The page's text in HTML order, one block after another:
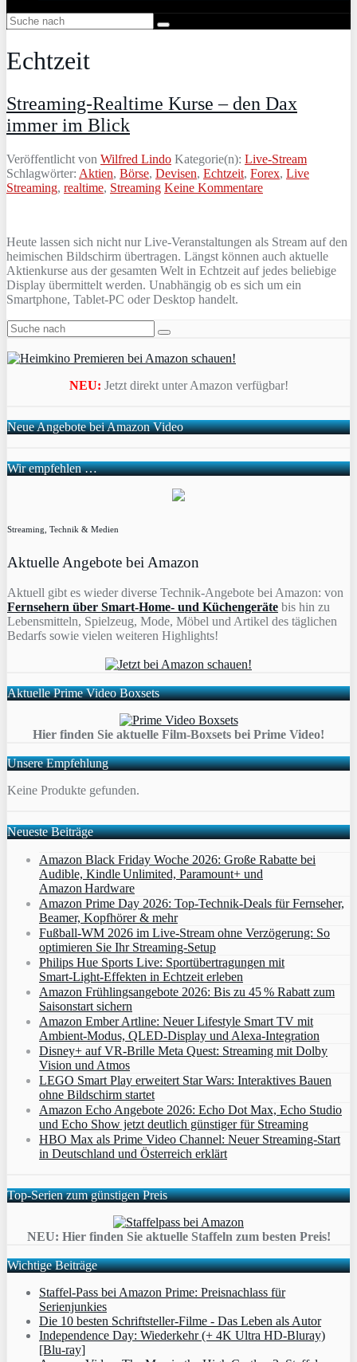
Echtzeit
Streaming-Realtime Kurse – den Dax
immer im Blick
Veröffentlicht von Wilfred Lindo Kategorie(n): Live-Stream
Schlagwörter: Aktien, Börse, Devisen, Echtzeit, Forex, Live
Streaming, realtime, Streaming Keine Kommentare
Heute lassen sich nicht nur Live-Veranstaltungen als Stream auf den
heimischen Bildschirm übertragen. Längst können auch aktuelle
Aktienkurse aus der gesamten Welt in Echtzeit auf jedes beliebige
Display übermittelt werden. Unabhängig ob es sich um ein
Smartphone, Tablet-PC oder Desktop handelt.
NEU: Jetzt direkt unter Amazon verfügbar!
Neue Angebote bei Amazon Video
Wir empfehlen …
Streaming, Technik & Medien
Aktuelle Angebote bei Amazon
Aktuell gibt es wieder diverse Technik-Angebote bei Amazon: von
Fernsehern über Smart-Home- und Küchengeräte bis hin zu
Lebensmitteln, Spielzeug, Mode, Möbel und Artikel des täglichen
Bedarfs sowie vielen weiteren Highlights!
Aktuelle Prime Video Boxsets
Hier finden Sie aktuelle Film-Boxsets bei Prime Video!
Unsere Empfehlung
Keine Produkte gefunden.
Neueste Beiträge
Amazon Black Friday Woche 2026: Große Rabatte bei
Audible, Kindle Unlimited, Paramount+ und
Amazon Hardware
Amazon Prime Day 2026: Top-Technik-Deals für Fernseher,
Beamer, Kopfhörer & mehr
Fußball-WM 2026 im Live-Stream ohne Verzögerung: So
optimieren Sie Ihr Streaming-Setup
Philips Hue Sports Live: Sportübertragungen mit
Smart‑Light‑Effekten in Echtzeit erleben
Amazon Frühlingsangebote 2026: Bis zu 45 % Rabatt zum
Saisonstart sichern
Amazon Ember Artline: Neuer Lifestyle Smart TV mit
Ambient‑Modus, QLED‑Display und Alexa‑Integration
Disney+ auf VR-Brille Meta Quest: Streaming mit Dolby
Vision und Atmos
LEGO Smart Play erweitert Star Wars: Interaktives Bauen
ohne Bildschirm startet
Amazon Echo Angebote 2026: Echo Dot Max, Echo Studio
und Echo Show jetzt deutlich günstiger für Streaming
HBO Max als Prime Video Channel: Neuer Streaming‑Start
in Deutschland und Österreich erklärt
Top-Serien zum günstigen Preis
NEU: Hier finden Sie aktuelle Staffeln zum besten Preis!
Wichtige Beiträge
Staffel-Pass bei Amazon Prime: Preisnachlass für
Serienjunkies
Die 10 besten Schriftsteller-Filme - Das Leben als Autor
Independence Day: Wiederkehr (+ 4K Ultra HD-Bluray)
[Blu-ray]